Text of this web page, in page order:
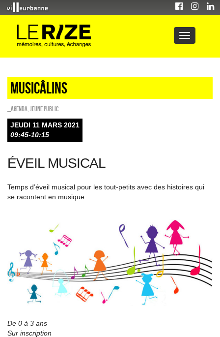
Musicâlins
_Agenda Jeune public
JEUDI 11 MARS 2021
09:45-10:15
ÉVEIL MUSICAL
Temps d’éveil musical pour les tout-petits avec des histoires qui
se racontent en musique.
De 0 à 3 ans
Sur inscription